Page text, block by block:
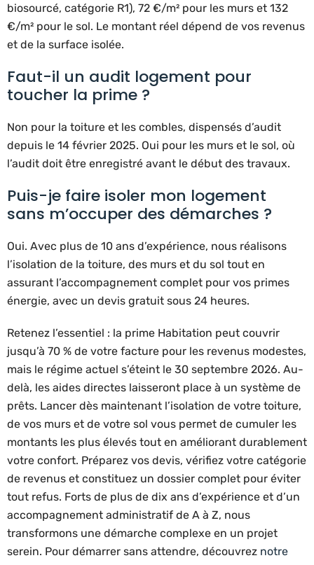
biosourcé, catégorie R1), 72 €/m² pour les murs et 132
€/m² pour le sol. Le montant réel dépend de vos revenus
et de la surface isolée.
Faut-il un audit logement pour
toucher la prime ?
Non pour la toiture et les combles, dispensés d’audit
depuis le 14 février 2025. Oui pour les murs et le sol, où
l’audit doit être enregistré avant le début des travaux.
Puis-je faire isoler mon logement
sans m’occuper des démarches ?
Oui. Avec plus de 10 ans d’expérience, nous réalisons
l’isolation de la toiture, des murs et du sol tout en
assurant l’accompagnement complet pour vos primes
énergie, avec un devis gratuit sous 24 heures.
Retenez l’essentiel : la prime Habitation peut couvrir
jusqu’à 70 % de votre facture pour les revenus modestes,
mais le régime actuel s’éteint le 30 septembre 2026. Au-
delà, les aides directes laisseront place à un système de
prêts. Lancer dès maintenant l’isolation de votre toiture,
de vos murs et de votre sol vous permet de cumuler les
montants les plus élevés tout en améliorant durablement
votre confort. Préparez vos devis, vérifiez votre catégorie
de revenus et constituez un dossier complet pour éviter
tout refus. Forts de plus de dix ans d’expérience et d’un
accompagnement administratif de A à Z, nous
transformons une démarche complexe en un projet
serein. Pour démarrer sans attendre, découvrez notre